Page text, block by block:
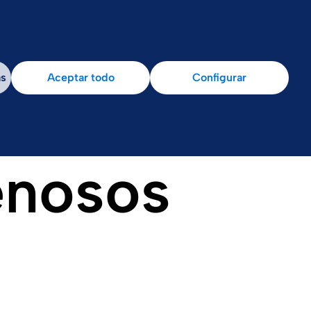
Aceptar todo Configurar